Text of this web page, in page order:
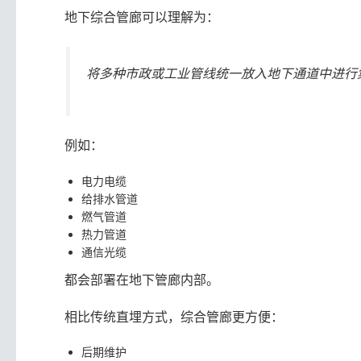
地下综合管廊可以理解为：
将多种市政或工业管线统一放入地下通道中进行
例如：
电力电缆
给排水管道
燃气管道
热力管道
通信光缆
都会部署在地下管廊内部。
相比传统直埋方式，综合管廊更方便：
后期维护